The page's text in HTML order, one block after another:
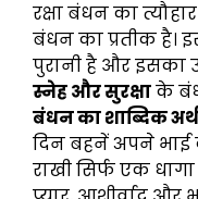
रक्षा बंधन का
बंधन का प्रतीक है।
पुरानी है और इसका
स्नेह और सुरक्षाके
बंधन का शाब्दिक
दिन बहनें अपने भाई
राखी सिर्फ एक